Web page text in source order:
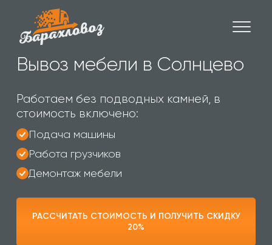
Вывоз мебели в Солнцево
Работаем без подводных камней, в
стоимость включено:
Подача машины
Работа грузчиков
Демонтаж мебели
РАССЧИТАТЬ СТОИМОСТЬ И ПОЛУЧИТЬ СКИДКУ
20%